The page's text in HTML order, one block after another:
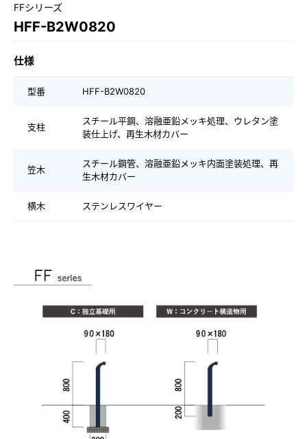
FFシリーズ
HFF-B2W0820
仕様
型番 HFF-B2W0820
支柱
スチール平鋼、溶融亜鉛メッキ処理、ウレタン塗
装仕上げ、再生木材カバー
笠木
スチール鋼管、溶融亜鉛メッキ内面塗装処理、再
生木材カバー
横木 ステンレスワイヤー